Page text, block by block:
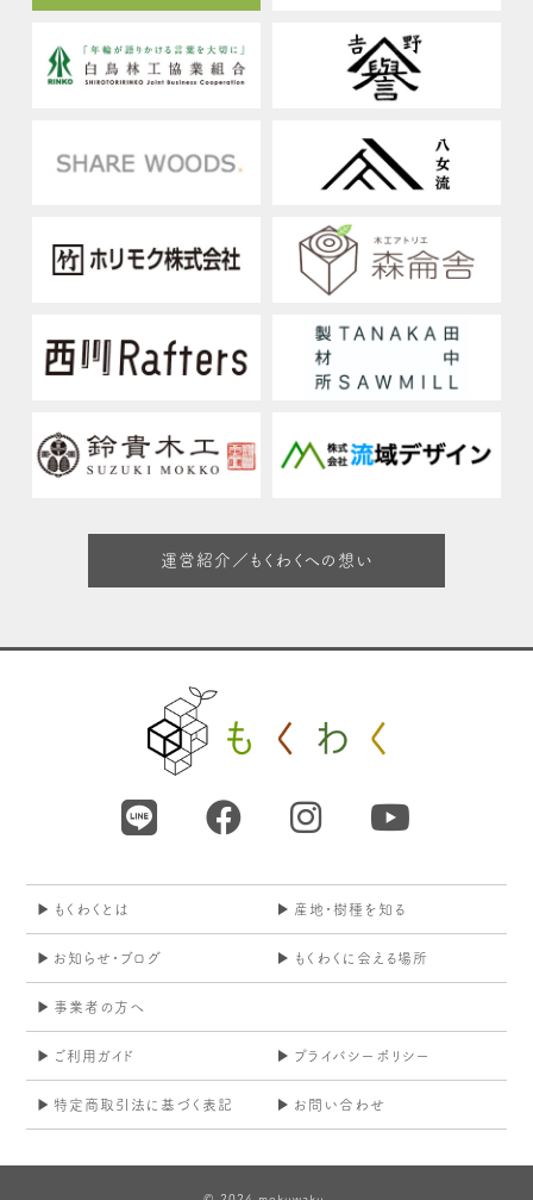
運営紹介／もくわくへの想い
もくわくとは 産地・樹種を知る
お知らせ・ブログ もくわくに会える場所
事業者の方へ
ご利用ガイド プライバシーポリシー
特定商取引法に基づく表記 お問い合わせ